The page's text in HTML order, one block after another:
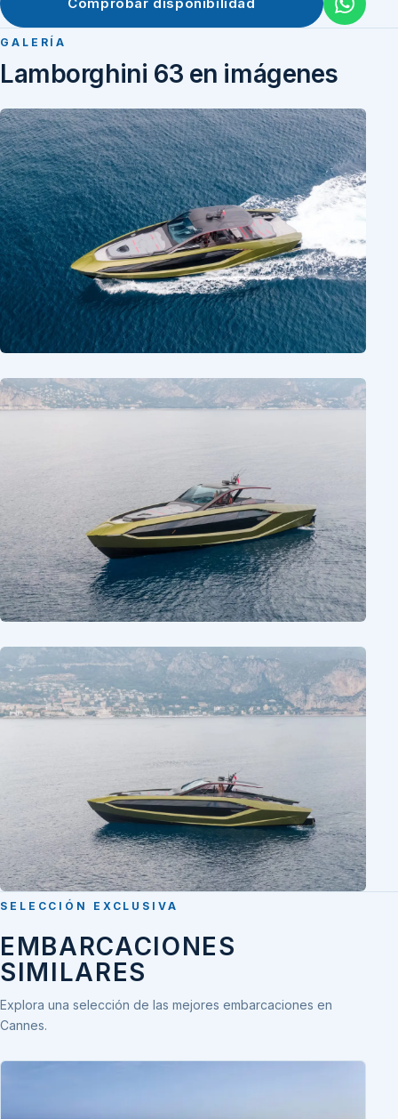
GALERÍA
Lamborghini 63 en imágenes
SELECCIÓN EXCLUSIVA
EMBARCACIONES
SIMILARES
Explora una selección de las mejores embarcaciones en
Cannes.